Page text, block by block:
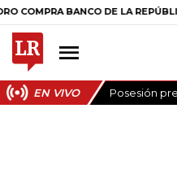
BANCO DE LA REPÚBLICA $
EN VIVO Posesión